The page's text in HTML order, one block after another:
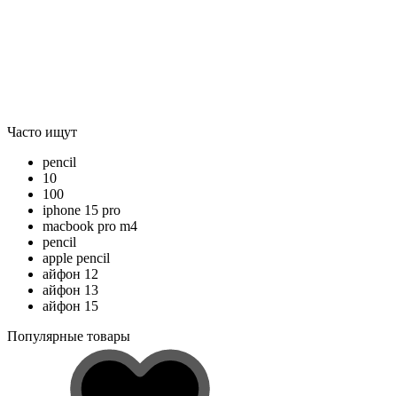
Часто ищут
pencil
10
100
iphone 15 pro
macbook pro m4
pencil
apple pencil
айфон 12
айфон 13
айфон 15
Популярные товары